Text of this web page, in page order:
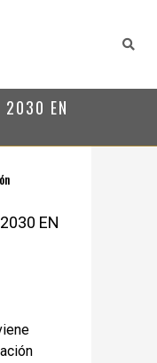
2030 EN
EN